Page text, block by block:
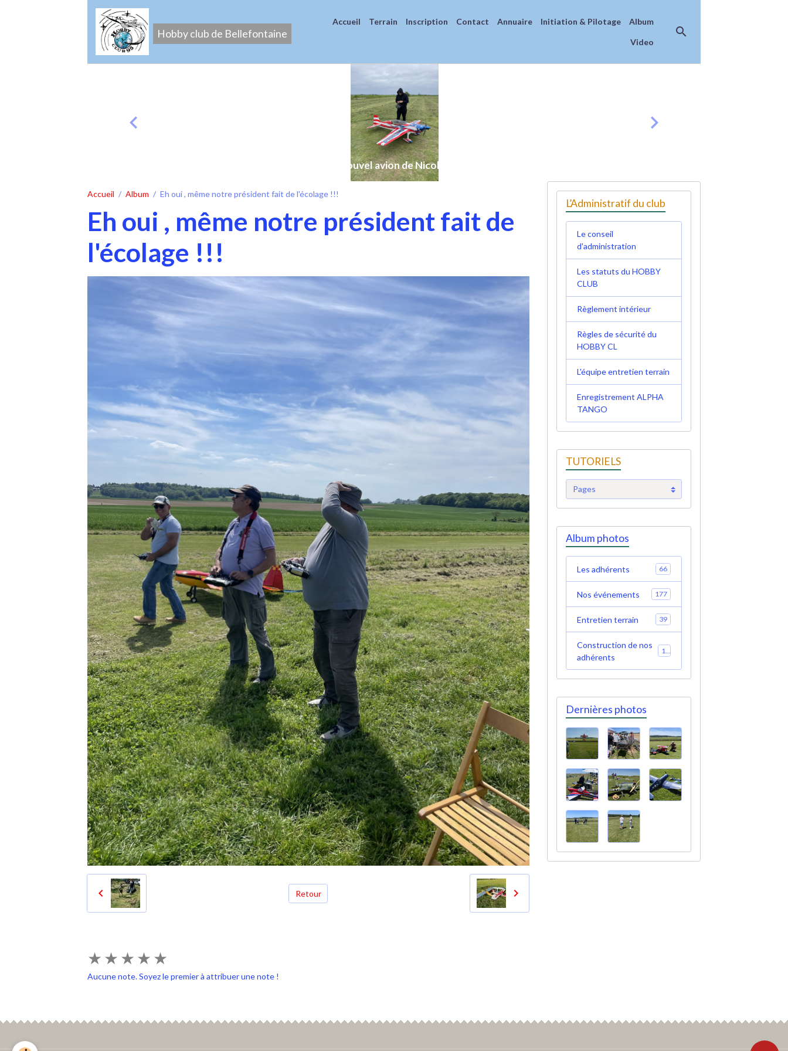
Hobby club de Bellefontaine
Accueil Terrain Inscription Contact Annuaire Initiation & Pilotage Album
Video
Nouvel avion de Nicolas
Accueil Album Eh oui , même notre président fait de l'écolage !!!
Eh oui , même notre président fait de
l'écolage !!!
Retour
★ ★ ★ ★ ★
Aucune note. Soyez le premier à attribuer une note !
L’Administratif du club
Le conseil
d'administration
Les statuts du HOBBY
CLUB
Règlement intérieur
Règles de sécurité du
HOBBY CL
L'équipe entretien terrain
Enregistrement ALPHA
TANGO
TUTORIELS
Album photos
Les adhérents 66
Nos événements 177
Entretien terrain 39
Construction de nos
adhérents
Dernières photos